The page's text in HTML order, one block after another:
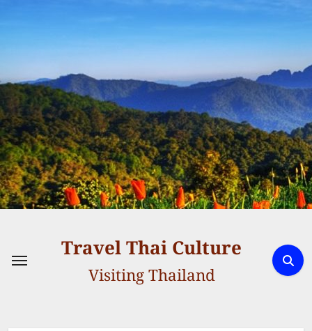
content
Travel Thai Culture
Visiting Thailand